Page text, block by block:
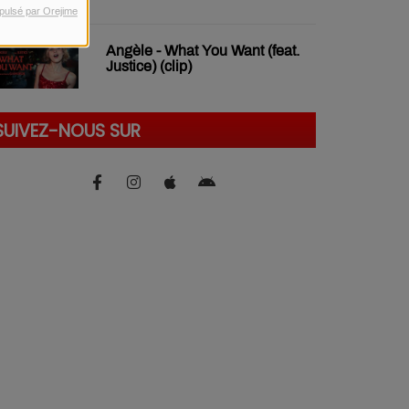
par Orejime
Angèle - What You Want (feat.
Justice) (clip)
NOUS SUR